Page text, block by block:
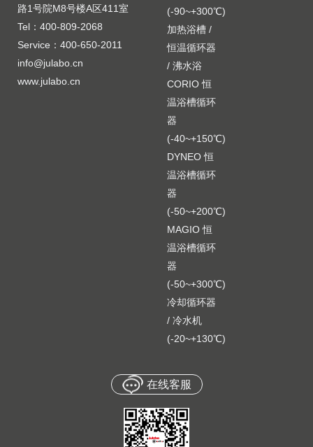
路1号院M8号楼A区411室
Tel：400-809-2068
Service：400-650-2011
info@julabo.cn
www.julabo.cn
(-90~+300℃)
加热浴槽 /
恒温循环器
/ 沸水浴
CORIO 恒
温浴槽循环
器
(-40~+150℃)
DYNEO 恒
温浴槽循环
器
(-50~+200℃)
MAGIO 恒
温浴槽循环
器
(-50~+300℃)
冷却循环器
/ 冷水机
(-20~+130℃)
在线客服